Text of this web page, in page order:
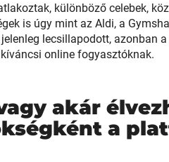
különböző celebek,
is úgy mint az Aldi, a
lecsillapodott, azonban
online fogyasztóknak.
akár
a